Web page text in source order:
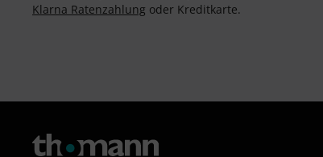
Klarna Ratenzahlung oder Kreditkarte.